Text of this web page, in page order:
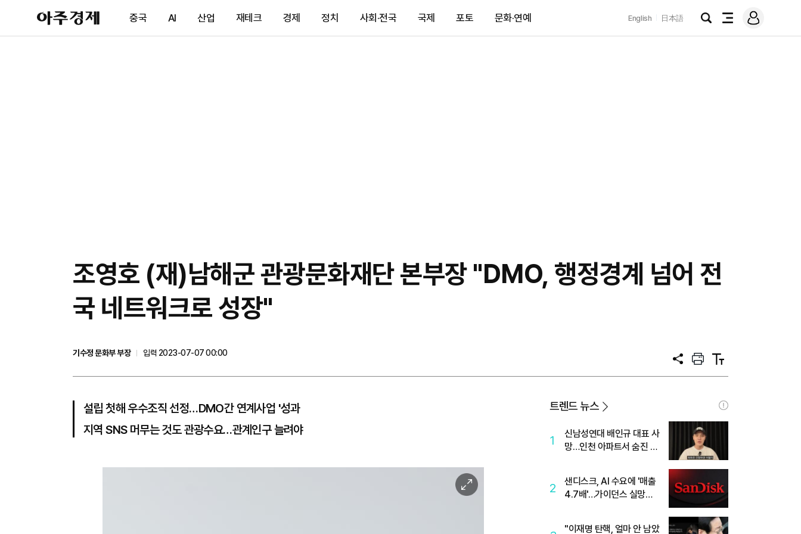
아
주
제
중국 AI 산업 재테크 경제 정치 사회·전국 국제 포토 문화·연예 English 日本語
검
전
메
그
조영호 (재)남해군 관광문화재단 본부장 "DMO, 행정경계 넘어 전
국 네트워크로 성장"
기수정 문화부 부장
입력 2023-07-07 00:00
공
프
트
텍
트
설립 첫해 우수조직 선정…DMO간 연계사업 '성과
지역 SNS 머무는 것도 관광수요…관계인구 늘려야
이
미
트렌드 뉴스
1
신남성연대 배인규 대표 사
망…인천 아파트서 숨진 채
2
샌디스크, AI 수요에 '매출
4.7배'…가이던스 실망에
"이재명 탄핵, 얼마 안 남았